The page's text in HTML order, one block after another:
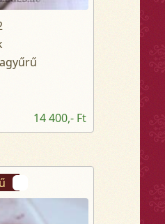
14 400,- Ft